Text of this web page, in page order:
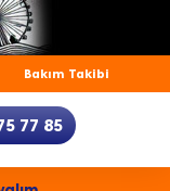
Bakım Takibi
77 85